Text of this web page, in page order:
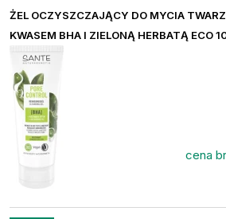
ŻEL OCZYSZCZAJĄCY DO MYCIA
KWASEM BHA I ZIELONĄ HERBATĄ ECO
cena